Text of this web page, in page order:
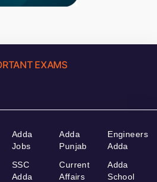
EXAMS
Adda
Jobs
SSC
Adda
Adda
Punjab
Current
Affairs
Engineers
Adda
Adda
School